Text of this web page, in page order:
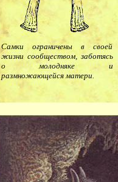
Самки ограничены в своей
жизни сообществом, заботясь
о молодняке и
размножающейся матери.